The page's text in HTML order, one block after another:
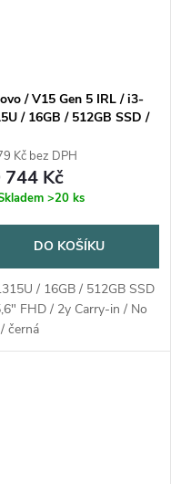
/ V15 Gen 5 IRL / i3-
/ 16GB / 512GB SSD /
černá
Kč bez DPH
744 Kč
>20 ks
DO KOŠÍKU
/ 16GB / 512GB SSD
FHD / 2y Carry-in / No
černá